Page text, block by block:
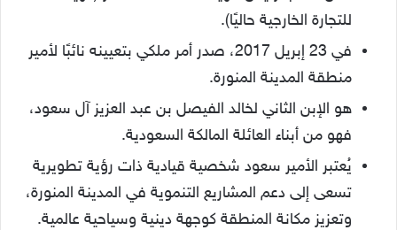
للتجارة الخارجية حاليًا).
في 23 إبريل 2017، صدر أمر ملكي بتعيينه نائبًا لأمير
منطقة المدينة المنورة.
هو الإبن الثاني لخالد الفيصل بن عبد العزيز آل سعود،
فهو من أبناء العائلة المالكة السعودية.
يُعتبر الأمير سعود شخصية قيادية ذات رؤية تطويرية
تسعى إلى دعم المشاريع التنموية في المدينة المنورة،
وتعزيز مكانة المنطقة كوجهة دينية وسياحية عالمية.